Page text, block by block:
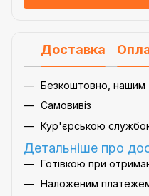
Доставка
Безкоштовно, нашим
Самовивіз
Кур'єрською
Детальніше про
Готівкою при
Наложеним